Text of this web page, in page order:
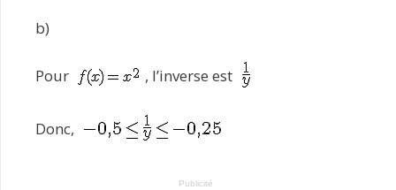
b)
Pour , l’inverse est
Donc,
Publicité